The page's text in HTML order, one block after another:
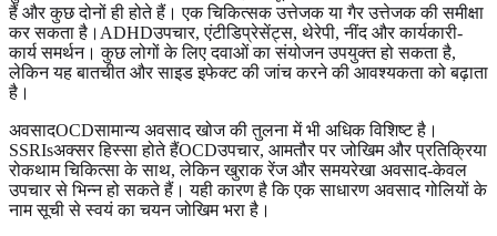
हैं और कुछ दोनों ही होते हैं। एक चिकित्सक उत्तेजक या गैर उत्तेजक की समीक्षा
कर सकता है।ADHDउपचार, एंटीडिप्रेसेंट्स, थेरेपी, नींद और कार्यकारी-
कार्य समर्थन। कुछ लोगों के लिए दवाओं का संयोजन उपयुक्त हो सकता है,
लेकिन यह बातचीत और साइड इफेक्ट की जांच करने की आवश्यकता को बढ़ाता
है।
अवसादOCDसामान्य अवसाद खोज की तुलना में भी अधिक विशिष्ट है।
SSRIsअक्सर हिस्सा होते हैंOCDउपचार, आमतौर पर जोखिम और प्रतिक्रिया
रोकथाम चिकित्सा के साथ, लेकिन खुराक रेंज और समयरेखा अवसाद-केवल
उपचार से भिन्न हो सकते हैं। यही कारण है कि एक साधारण अवसाद गोलियों के
नाम सूची से स्वयं का चयन जोखिम भरा है।